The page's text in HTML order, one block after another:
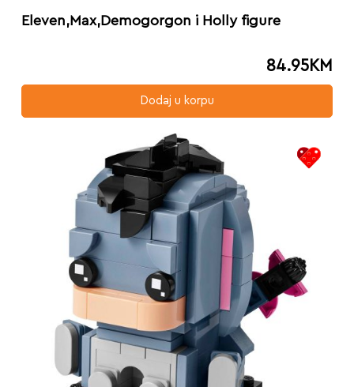
Eleven,Max,Demogorgon i Holly figure
84.95KM
Dodaj u korpu